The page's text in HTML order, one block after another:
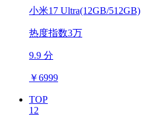
小米17 Ultra(12GB/512GB)
热度指数3万
9.9 分
￥6999
TOP
12